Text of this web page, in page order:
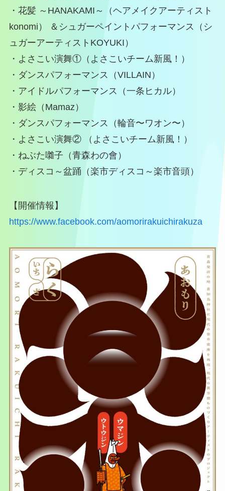
・花髪 ～HANAKAMI～（ヘアメイクアーティスト
konomi） ＆シュガーペイントパフォーマンス（シ
ュガーアーティストKOYUKI）
・よさこい演舞①（よさこいチーム新風！）
・ダンスパフォーマンス（VILLAIN）
・アイドルパフォーマンス（一条ヒカル）
・影絵（Mamaz）
・ダンスパフォーマンス（輪音〜ワオン〜）
・よさこい演舞② （よさこいチーム新風！）
・ねぶた囃子（青森わの會）
・ディスコ～盆踊（楽市ディスコ～楽市音頭）
【開催情報】
https://www.facebook.com/aomorirakuichirakuza